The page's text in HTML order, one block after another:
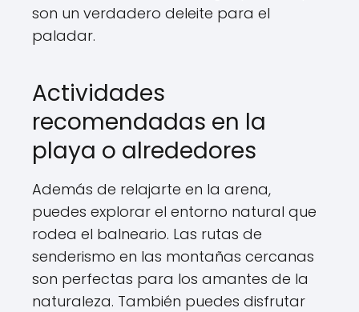
son un verdadero deleite para el
paladar.
Actividades
recomendadas en la
playa o alrededores
Además de relajarte en la arena,
puedes explorar el entorno natural que
rodea el balneario. Las rutas de
senderismo en las montañas cercanas
son perfectas para los amantes de la
naturaleza. También puedes disfrutar